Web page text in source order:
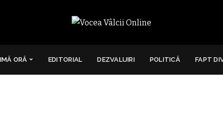
ORĂ EDITORIAL DEZVALUIRI POLITICĂ FAPT